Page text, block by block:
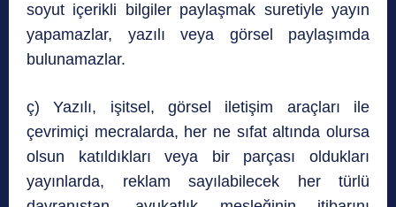
soyut içerikli bilgiler paylaşmak suretiyle yayın
yapamazlar, yazılı veya görsel paylaşımda
bulunamazlar.
ç) Yazılı, işitsel, görsel iletişim araçları ile
çevrimiçi mecralarda, her ne sıfat altında olursa
olsun katıldıkları veya bir parçası oldukları
yayınlarda, reklam sayılabilecek her türlü